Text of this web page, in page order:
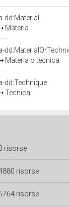
dd:Material
Materia
Materia o tecnica
dd:Technique
Tecnica
risorse
risorse
risorse